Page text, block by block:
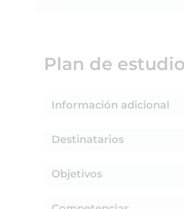
Plan de
Información adicional
Destinatarios
Objetivos